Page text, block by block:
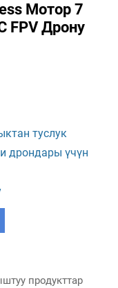
Мотор 7
Дрону
туслук
дрондары үчүн
продукттар